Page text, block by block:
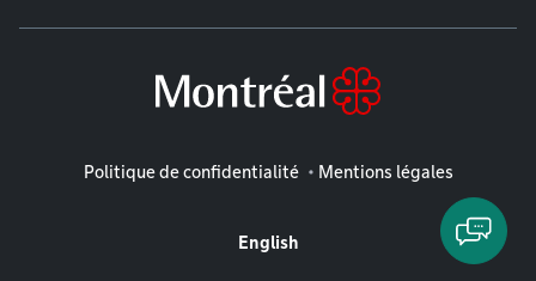
Mentions légales
Politique de confidentialité Mentions légales
English